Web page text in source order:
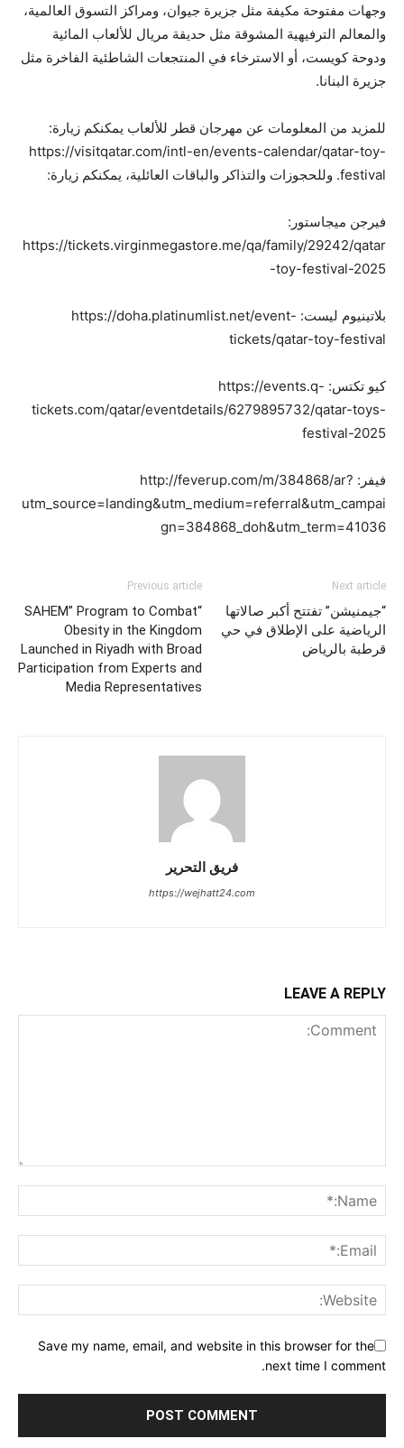
وجهات مفتوحة مكيفة مثل جزيرة جيوان، ومراكز التسوق العالمية،
والمعالم الترفيهية المشوقة مثل حديقة مريال للألعاب المائية
ودوحة كويست، أو الاسترخاء في المنتجعات الشاطئية الفاخرة مثل
جزيرة البنانا.
للمزيد من المعلومات عن مهرجان قطر للألعاب يمكنكم زيارة:
https://visitqatar.com/intl-en/events-calendar/qatar-toy-
festival. وللحجوزات والتذاكر والباقات العائلية، يمكنكم زيارة:
فيرجن ميجاستور:
https://tickets.virginmegastore.me/qa/family/29242/qatar
-toy-festival-2025
بلاتينيوم ليست: https://doha.platinumlist.net/event-
tickets/qatar-toy-festival
كيو تكتس: https://events.q-
tickets.com/qatar/eventdetails/6279895732/qatar-toys-
festival-2025
فيفر: http://feverup.com/m/384868/ar?
utm_source=landing&utm_medium=referral&utm_campai
gn=384868_doh&utm_term=41036
Previous article
“SAHEM” Program to Combat
Obesity in the Kingdom
Launched in Riyadh with Broad
Participation from Experts and
Media Representatives
Next article
“جيمنيشن” تفتتح أكبر صالاتها
الرياضية على الإطلاق في حي
قرطبة بالرياض
فريق التحرير
https://wejhatt24.com
LEAVE A REPLY
Save my name, email, and website in this browser for the
next time I comment.